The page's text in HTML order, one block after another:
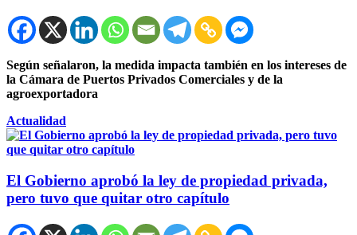
Según señalaron, la medida impacta también en los intereses de
la Cámara de Puertos Privados Comerciales y de la
agroexportadora
Actualidad
El Gobierno aprobó la ley de propiedad privada,
pero tuvo que quitar otro capítulo